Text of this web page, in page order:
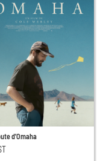
d’Omaha